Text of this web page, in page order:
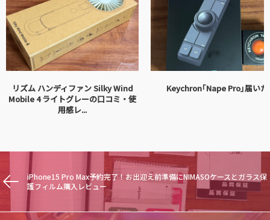
リズム ハンディファン Silky Wind
Mobile 4 ライトグレーの口コミ・使
用感レ...
Keychron｢Nape Pro｣届いた
iPhone15 Pro Max予約完了！お出迎え前準備にNIMASOケースとガラス保
護フィルム購入レビュー